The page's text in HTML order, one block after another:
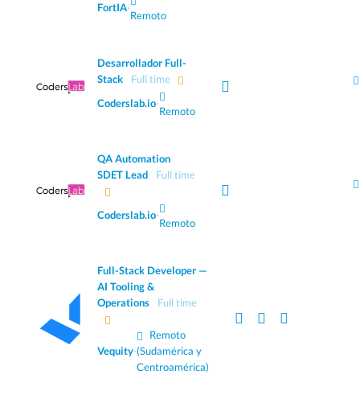
FortIA·
Remoto
Desarrollador Full-
Stack
Full time
Coderslab.io·
Remoto
QA Automation
SDET Lead
Full time
Coderslab.io·
Remoto
Full-Stack Developer —
AI Tooling &
Operations
Full time
Vequity·
Remoto
(Sudamérica y
Centroamérica)